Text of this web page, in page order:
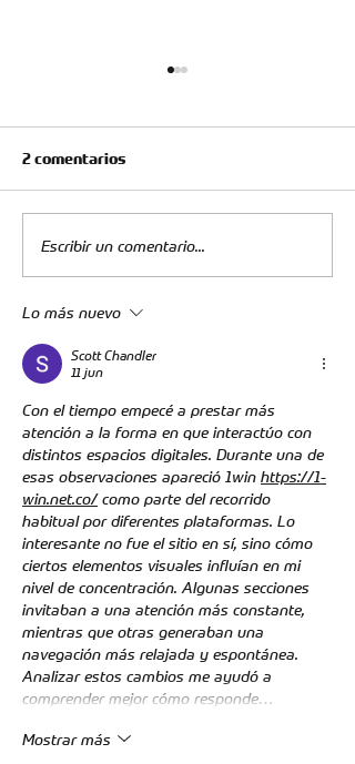
Fecha 3: el clásico del
Oriente regresa al
Américo Montanini
2 comentarios
Escribir un comentario...
Lo más nuevo
Scott Chandler
11 jun
Con el tiempo empecé a prestar más
atención a la forma en que interactúo con
distintos espacios digitales. Durante una de
esas observaciones apareció 1win https://1-
win.net.co/ como parte del recorrido
habitual por diferentes plataformas. Lo
interesante no fue el sitio en sí, sino cómo
ciertos elementos visuales influían en mi
nivel de concentración. Algunas secciones
invitaban a una atención más constante,
mientras que otras generaban una
navegación más relajada y espontánea.
Analizar estos cambios me ayudó a
comprender mejor cómo responde…
Mostrar más